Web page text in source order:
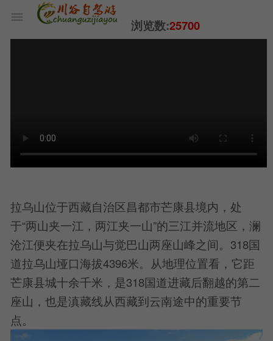
浏览数:25700
拉乌山位于西藏自治区昌都市芒康县境内，处
于“两山夹一江，两江夹一山”的三江并流地区，澜
沧江便夹在拉乌山与觉巴山两座山峰之间。318国
道拉乌山垭口海拔4396米。从地理位置看，它距
芒康县城十余千米，是318国道进藏后翻越的第二
座山，也是滇藏线从西藏到云南途中的重要节
点。